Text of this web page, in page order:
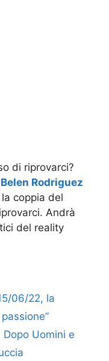
di riprovarci?
Rodriguez
coppia del
Andrà
del reality
06/22, la
Uomini e